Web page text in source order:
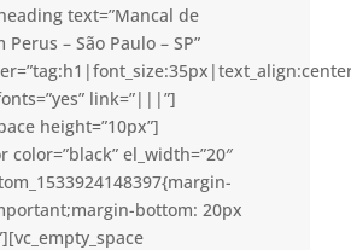
text=”Mancal de
Perus – São Paulo – SP”
link=”|||”]
height=”10px”]
color=”black” el_width=”20″
bottom: 20px